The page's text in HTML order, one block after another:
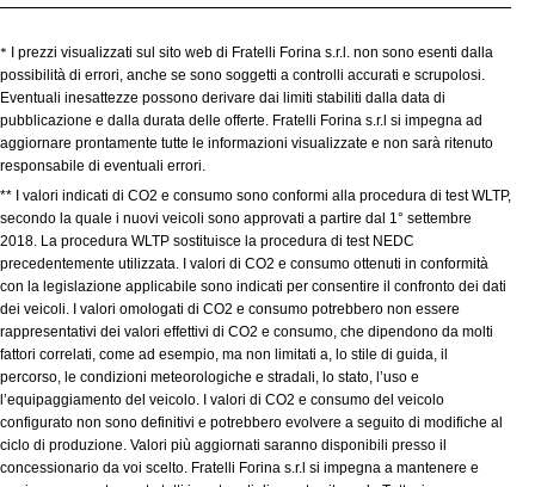
*
I prezzi visualizzati sul sito web di Fratelli Forina s.r.l. non sono esenti dalla
possibilità di errori, anche se sono soggetti a controlli accurati e scrupolosi.
Eventuali inesattezze possono derivare dai limiti stabiliti dalla data di
pubblicazione e dalla durata delle offerte. Fratelli Forina s.r.l si impegna ad
aggiornare prontamente tutte le informazioni visualizzate e non sarà ritenuto
responsabile di eventuali errori.
** I valori indicati di CO2 e consumo sono conformi alla procedura di test WLTP,
secondo la quale i nuovi veicoli sono approvati a partire dal 1° settembre
2018. La procedura WLTP sostituisce la procedura di test NEDC
precedentemente utilizzata. I valori di CO2 e consumo ottenuti in conformità
con la legislazione applicabile sono indicati per consentire il confronto dei dati
dei veicoli. I valori omologati di CO2 e consumo potrebbero non essere
rappresentativi dei valori effettivi di CO2 e consumo, che dipendono da molti
fattori correlati, come ad esempio, ma non limitati a, lo stile di guida, il
percorso, le condizioni meteorologiche e stradali, lo stato, l’uso e
l’equipaggiamento del veicolo. I valori di CO2 e consumo del veicolo
configurato non sono definitivi e potrebbero evolvere a seguito di modifiche al
ciclo di produzione. Valori più aggiornati saranno disponibili presso il
concessionario da voi scelto. Fratelli Forina s.r.l si impegna a mantenere e